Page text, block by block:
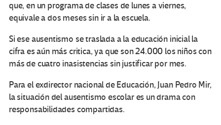
que, en un programa de clases de lunes a viernes,
equivale a dos meses sin ir a la escuela.
Si ese ausentismo se traslada a la educación inicial la
cifra es aún más critica, ya que son 24.000 los niños con
más de cuatro inasistencias sin justificar por mes.
Para el exdirector nacional de Educación, Juan Pedro Mir,
la situación del ausentismo escolar es un drama con
responsabilidades compartidas.